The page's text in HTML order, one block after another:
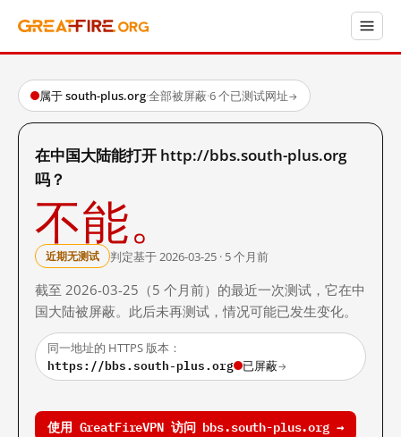
属于 south-plus.org·全部被屏蔽·6 个已测试网址→
在中国大陆能打开 http://bbs.south-plus.org
吗？
不能。
近期无测试 判定基于 2026-03-25 · 5 个月前
截至 2026-03-25（5 个月前）的最近一次测试，它在中
国大陆被屏蔽。此后未再测试，情况可能已发生变化。
同一地址的 HTTPS 版本：
https://bbs.south-plus.org 已屏蔽→
使用 GreatFireVPN 访问 bbs.south-plus.org →